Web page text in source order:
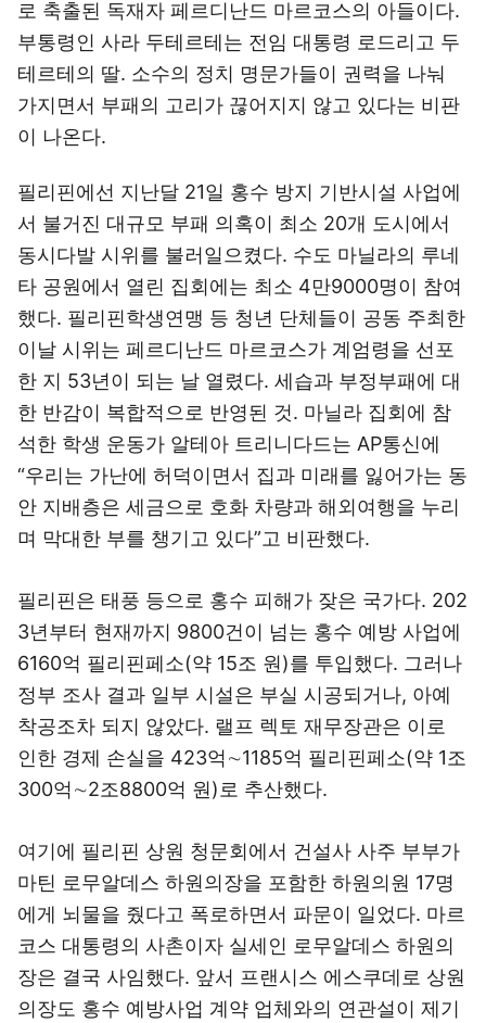
로 축출된 독재자 페르디난드 마르코스의 아들이다.
부통령인 사라 두테르테는 전임 대통령 로드리고 두
테르테의 딸. 소수의 정치 명문가들이 권력을 나눠
가지면서 부패의 고리가 끊어지지 않고 있다는 비판
이 나온다.
필리핀에선 지난달 21일 홍수 방지 기반시설 사업에
서 불거진 대규모 부패 의혹이 최소 20개 도시에서
동시다발 시위를 불러일으켰다. 수도 마닐라의 루네
타 공원에서 열린 집회에는 최소 4만9000명이 참여
했다. 필리핀학생연맹 등 청년 단체들이 공동 주최한
이날 시위는 페르디난드 마르코스가 계엄령을 선포
한 지 53년이 되는 날 열렸다. 세습과 부정부패에 대
한 반감이 복합적으로 반영된 것. 마닐라 집회에 참
석한 학생 운동가 알테아 트리니다드는 AP통신에
“우리는 가난에 허덕이면서 집과 미래를 잃어가는 동
안 지배층은 세금으로 호화 차량과 해외여행을 누리
며 막대한 부를 챙기고 있다”고 비판했다.
필리핀은 태풍 등으로 홍수 피해가 잦은 국가다. 202
3년부터 현재까지 9800건이 넘는 홍수 예방 사업에
6160억 필리핀페소(약 15조 원)를 투입했다. 그러나
정부 조사 결과 일부 시설은 부실 시공되거나, 아예
착공조차 되지 않았다. 랠프 렉토 재무장관은 이로
인한 경제 손실을 423억∼1185억 필리핀페소(약 1조
300억∼2조8800억 원)로 추산했다.
여기에 필리핀 상원 청문회에서 건설사 사주 부부가
마틴 로무알데스 하원의장을 포함한 하원의원 17명
에게 뇌물을 줬다고 폭로하면서 파문이 일었다. 마르
코스 대통령의 사촌이자 실세인 로무알데스 하원의
장은 결국 사임했다. 앞서 프랜시스 에스쿠데로 상원
의장도 홍수 예방사업 계약 업체와의 연관설이 제기